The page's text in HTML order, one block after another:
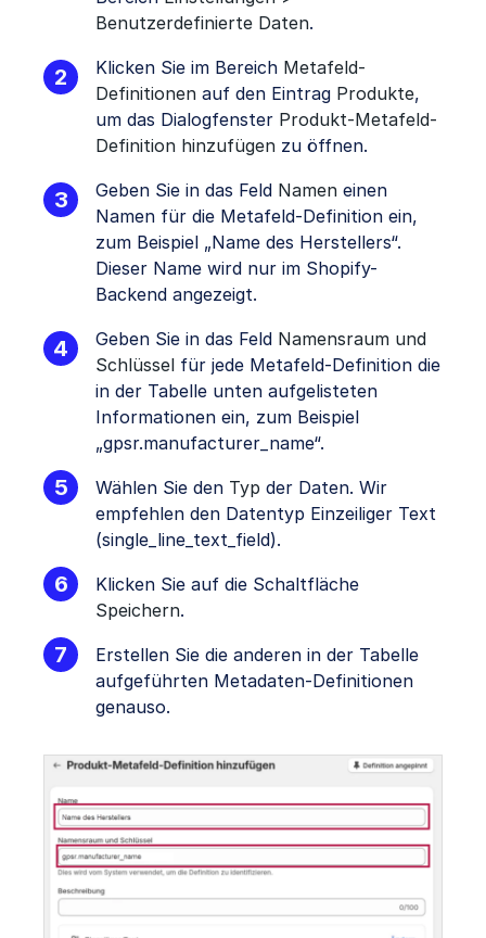
Benutzerdefinierte Daten.
Klicken Sie im Bereich Metafeld-
Definitionen auf den Eintrag Produkte,
um das Dialogfenster Produkt-Metafeld-
Definition hinzufügen zu öffnen.
Geben Sie in das Feld Namen einen
Namen für die Metafeld-Definition ein,
zum Beispiel „Name des Herstellers“.
Dieser Name wird nur im Shopify-
Backend angezeigt.
Geben Sie in das Feld Namensraum und
Schlüssel für jede Metafeld-Definition die
in der Tabelle unten aufgelisteten
Informationen ein, zum Beispiel
„gpsr.manufacturer_name“.
Wählen Sie den Typ der Daten. Wir
empfehlen den Datentyp Einzeiliger Text
(single_line_text_field).
Klicken Sie auf die Schaltfläche
Speichern.
Erstellen Sie die anderen in der Tabelle
aufgeführten Metadaten-Definitionen
genauso.